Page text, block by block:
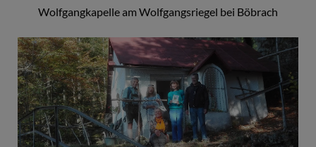
Wolfgangkapelle am Wolfgangsriegel bei Böbrach